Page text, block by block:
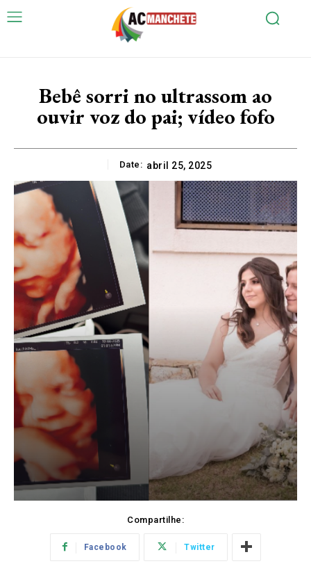
Bebê sorri no ultrassom ao
ouvir voz do pai; vídeo fofo
Date: abril 25, 2025
Compartilhe:
Facebook Twitter